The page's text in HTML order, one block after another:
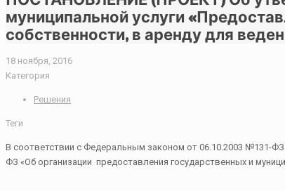
муниципальной услуги
собственности, в аренду для
18 ноября, 2016
Категория
Решения
Теги
В соответствии с Федеральным законом от 06.10.2003 №131-
ФЗ «Об организации предоставления государственных и